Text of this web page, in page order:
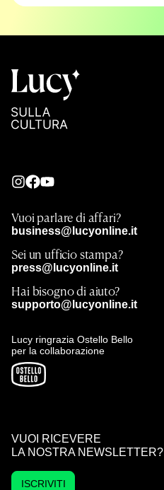
Vuoi parlare di affari?
business@lucyonline.it
Sei un ufficio stampa?
press@lucyonline.it
Hai bisogno di aiuto?
supporto@lucyonline.it
Lucy ringrazia Ostello Bello
per la collaborazione
VUOI RICEVERE
LA NOSTRA NEWSLETTER?
ISCRIVITI